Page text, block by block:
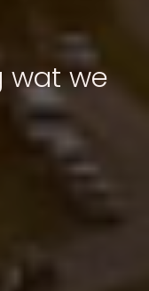
wat we